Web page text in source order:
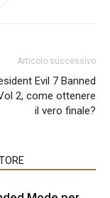
Articolo successivo
Evil 7 Banned
2, come ottenere
il vero finale?